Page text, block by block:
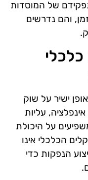
של המוסדות
והם נדרשים
ישיר על שוק
עליות
משפיעים על היכולת
הכלכלי אינו
הנפקות כדי